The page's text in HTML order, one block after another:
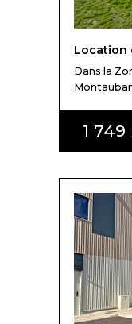
Location
Dans la
1 749